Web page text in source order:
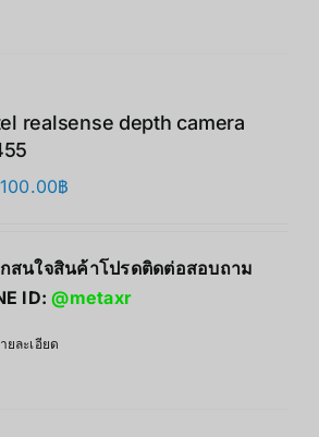
realsense depth camera
฿
สนใจสินค้าโปรดติดต่อสอบถาม
ID:@metaxr
ยละเอียด